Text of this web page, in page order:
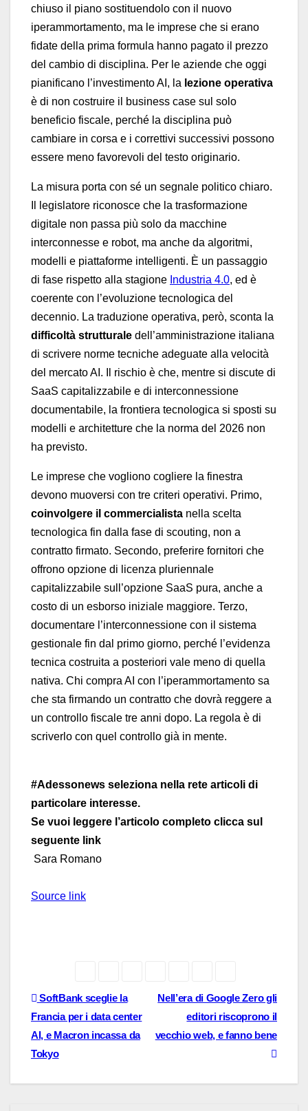
chiuso il piano sostituendolo con il nuovo
iperammortamento, ma le imprese che si erano
fidate della prima formula hanno pagato il prezzo
del cambio di disciplina. Per le aziende che oggi
pianificano l’investimento AI, la lezione operativa
è di non costruire il business case sul solo
beneficio fiscale, perché la disciplina può
cambiare in corsa e i correttivi successivi possono
essere meno favorevoli del testo originario.
La misura porta con sé un segnale politico chiaro.
Il legislatore riconosce che la trasformazione
digitale non passa più solo da macchine
interconnesse e robot, ma anche da algoritmi,
modelli e piattaforme intelligenti. È un passaggio
di fase rispetto alla stagione Industria 4.0, ed è
coerente con l’evoluzione tecnologica del
decennio. La traduzione operativa, però, sconta la
difficoltà strutturale dell’amministrazione italiana
di scrivere norme tecniche adeguate alla velocità
del mercato AI. Il rischio è che, mentre si discute di
SaaS capitalizzabile e di interconnessione
documentabile, la frontiera tecnologica si sposti su
modelli e architetture che la norma del 2026 non
ha previsto.
Le imprese che vogliono cogliere la finestra
devono muoversi con tre criteri operativi. Primo,
coinvolgere il commercialista nella scelta
tecnologica fin dalla fase di scouting, non a
contratto firmato. Secondo, preferire fornitori che
offrono opzione di licenza pluriennale
capitalizzabile sull’opzione SaaS pura, anche a
costo di un esborso iniziale maggiore. Terzo,
documentare l’interconnessione con il sistema
gestionale fin dal primo giorno, perché l’evidenza
tecnica costruita a posteriori vale meno di quella
nativa. Chi compra AI con l’iperammortamento sa
che sta firmando un contratto che dovrà reggere a
un controllo fiscale tre anni dopo. La regola è di
scriverlo con quel controllo già in mente.
#Adessonews seleziona nella rete articoli di
particolare interesse.
Se vuoi leggere l’articolo completo clicca sul
seguente link
Sara Romano
Source link
Navigazione
articoli
Nell’era di Google Zero gli
editori riscoprono il
vecchio web, e fanno bene
SoftBank sceglie la
Francia per i data center
AI, e Macron incassa da
Tokyo